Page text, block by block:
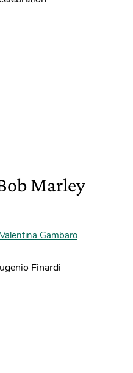
Marley
Valentina Gambaro